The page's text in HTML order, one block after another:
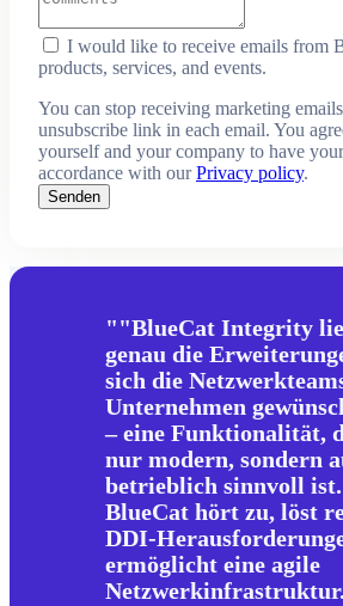
I would like to receive emails from
products, services, and events.
You can stop receiving marketing
unsubscribe link in each email. You
yourself and your company to have
accordance with ourPrivacy policy.
Senden
"BlueCat Integrity
genau die
sich die
Unternehmen
– eine Funktionalität,
nur modern, sondern
betrieblich sinnvoll ist.
BlueCat hört zu, löst
DDI-
ermöglicht eine agile